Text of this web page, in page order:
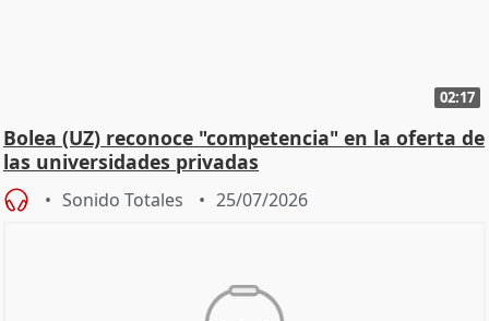
02:17
Bolea (UZ) reconoce "competencia" en la oferta de
las universidades privadas
Sonido Totales 25/07/2026